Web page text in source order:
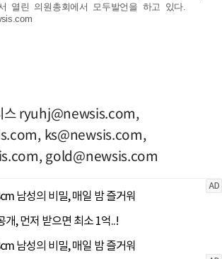
열린 의원총회에서 모두발언을 하고 있다.
스ryuhj@newsis.com,
, ks@newsis.com,
, gold@newsis.com